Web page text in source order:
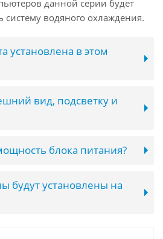
данной серии будет
водяного охлаждения.
установлена в этом
вид, подсветку и
блока питания?
будут установлены на